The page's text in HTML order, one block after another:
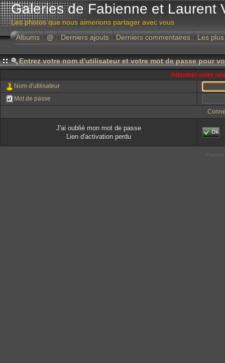
Galeries de Fabienne et Laurent
Les photos que nous aimerions partager avec vous
Albums
@ Derniers ajouts Derniers commentaires Les
Entrez votre nom d'utilisateur et votre mot de passe pour
Attention votre
Nom d'utilisateur
Mot de passe
J'ai oublié mon mot de passe
Lien d'activation perdu
Ok